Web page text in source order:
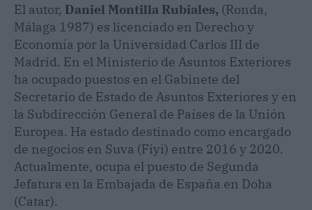
El autor, Daniel Montilla Rubiales, (Ronda,
Málaga 1987) es licenciado en Derecho y
Economía por la Universidad Carlos III de
Madrid. En el Ministerio de Asuntos Exteriores
ha ocupado puestos en el Gabinete del
Secretario de Estado de Asuntos Exteriores y en
la Subdirección General de Países de la Unión
Europea. Ha estado destinado como encargado
de negocios en Suva (Fiyi) entre 2016 y 2020.
Actualmente, ocupa el puesto de Segunda
Jefatura en la Embajada de España en Doha
(Catar).